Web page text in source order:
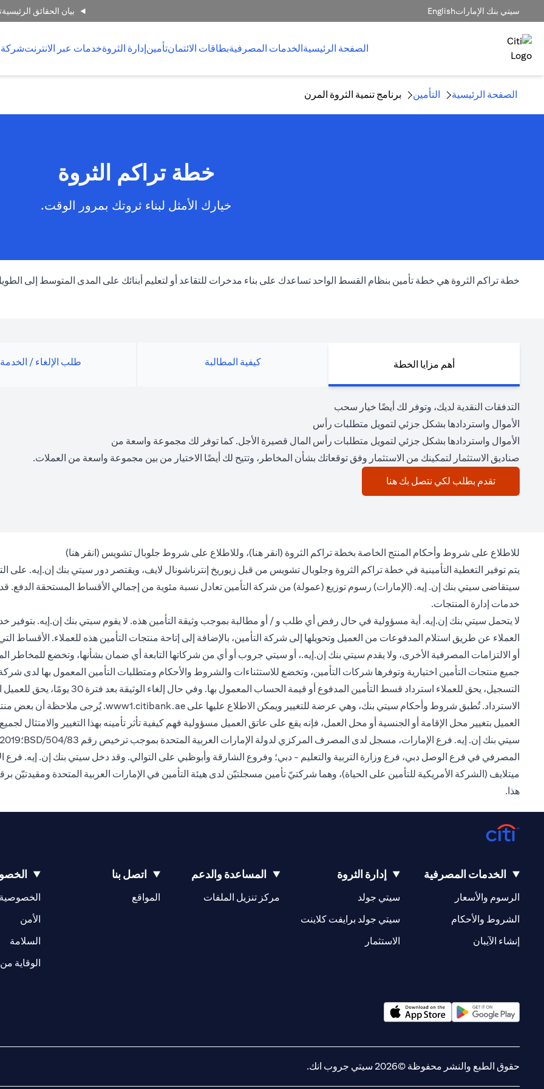
سيتي بنك الإماراتEnglish بيان الحقائق الرئيسية
الصفحة الرئيسيةالخدمات المصرفيةبطاقات الائتمانتأمينإدارة الثروةخدمات عبر الانترنتشركة
الصفحة الرئيسية التأمين برنامج تنمية الثروة المرن
خطة تراكم الثروة
خيارك الأمثل لبناء ثروتك بمرور الوقت.
خطة تراكم الثروة هي خطة تأمين بنظام القسط الواحد تساعدك على بناء مدخرات للتقاعد أو لتعليم أبنائك على المدى المتوسط إلى
أهم مزايا الخطة كيفية المطالبة طلب الإلغاء / الخدمة
التدفقات النقدية لديك، وتوفر لك أيضًا خيار سحب
الأموال واستردادها بشكل جزئي لتمويل متطلبات رأس
الأموال واستردادها بشكل جزئي لتمويل متطلبات رأس المال قصيرة الأجل. كما توفر لك مجموعة واسعة من
صناديق الاستثمار لتمكينك من الاستثمار وفق توقعاتك بشأن المخاطر، وتتيح لك أيضًا الاختيار من بين مجموعة واسعة من العملات.
تقدم بطلب لكي نتصل بك هنا
للاطلاع على شروط وأحكام المنتج الخاصة بخطة تراكم الثروة (انقر هناopens in a new tab
)، وللاطلاع على شروط جلوبال تشويس (انقر هناin a new tab
)
يتم توفير التغطية التأمينية في خطة تراكم الثروة وجلوبال تشويس من قبل زيوريخ إنترناشونال لايف، ويقتصر دور سيتي بنك إن.إيه. على
سيتقاضى سيتي بنك إن. إيه. (الإمارات) رسوم توزيع (عمولة) من شركة التأمين تعادل نسبة مئوية من إجمالي الأقساط المستحقة الدفع.
خدمات إدارة المنتجات.
لا يتحمل سيتي بنك إن.إيه. أية مسؤولية في حال رفض أي طلب و / أو مطالبة بموجب وثيقة التأمين هذه. لا يقوم سيتي بنك إن.إيه. بتوفير
العملاء عن طريق استلام المدفوعات من العميل وتحويلها إلى شركة التأمين، بالإضافة إلى إتاحة منتجات التأمين هذه للعملاء. الأقساط
أو الالتزامات المصرفية الأخرى، ولا يقدم سيتي بنك إن.إيه.، أو سيتي جروب أو أي من شركاتها التابعة أي ضمان بشأنها، وتخضع للمخاطر
التسجيل، يحق للعملاء استرداد قسط
الاسترداد. تُطبق شروط وأحكام سيتي بنك، وهي عرضة للتغيير ويمكن الاطلاع عليها على www1.citibank.ae
opens in a new tab
. يُرجى ملاحظة أن بعض
العميل بتغيير محل الإقامة أو الجنسية أو محل العمل، فإنه يقع على عاتق العميل مسؤولية فهم كيفية تأثر تأمينه بهذا التغيير والامتثال
المصرفي في فرع الوصل دبي، فرع وزارة التربية والتعليم - دبي؛ وفروع الشارقة وأبوظبي على التوالي. وقد دخل سيتي بنك إن. إيه.
هذا.
الخدمات المصرفية
الرسوم والأسعار
opens in a new tab
الشروط والأحكام opens in a new tab
إنشاء الآيبان opens in a new tab
إدارة الثروة
سيتي جولد opens in a new tab
سيتي جولد برايفت كلاينت
الاستثمار
المساعدة والدعم
مركز تنزيل الملفات
اتصل بنا
المواقعopens in a new tab الخصوصية
الأمن
السلامة
الوقاية
حقوق الطبع والنشر محفوظة ©2026 سيتي جروب انك.